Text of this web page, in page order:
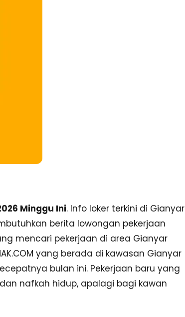
Minggu Ini. Info loker terkini di Gianyar
berita lowongan pekerjaan
mencari pekerjaan di area Gianyar
yang berada di kawasan Gianyar
bulan ini. Pekerjaan baru yang
nafkah hidup, apalagi bagi kawan